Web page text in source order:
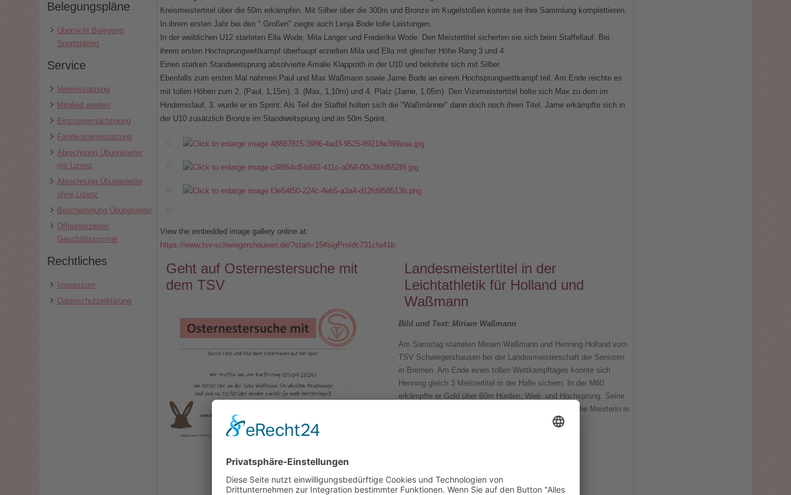
Belegungspläne
Übersicht Belegung
Sportstätten
Service
Vereinssatzung
Mitglied werden
Einzugsermächtigung
Fahrtkostenerstattung
Abrechnung Übungsleiter
mit Lizenz
Abrechnung Übungsleiter
ohne Lizenz
Bescheinigung Übungsleiter
Öffnungszeiten
Geschäftszimmer
Rechtliches
Impressum
Datenschutzerklärung
Kreismeistertitel über die 50m erkämpfen. Mit Silber über die 300m und Bronze im Kugelstoßen konnte sie ihre Sammlung komplettieren.
In ihrem ersten Jahr bei den " Großen" zeigte auch Lenja Bode tolle Leistungen.
In der weiblichen U12 starteten Ella Wode, Mila Langer und Frederike Wode. Den Meistertitel sicherten sie sich beim Staffellauf. Bei
ihrem ersten Hochsprungwettkampf überhaupt erzielten Mila und Ella mit gleicher Höhe Rang 3 und 4.
Einen starken Standweitsprung absolvierte Amalie Klapproth in der U10 und belohnte sich mit Silber.
Ebenfalls zum ersten Mal nahmen Paul und Max Waßmann sowie Jarne Bode an einem Hochsprungwettkampf teil. Am Ende reichte es
mit tollen Höhen zum 2. (Paul, 1,15m), 3. (Max, 1,10m) und 4. Platz (Jarne, 1,05m). Den Vizemeistertitel holte sich Max zu dem im
Hindernislauf, 3. wurde er im Sprint. Als Teil der Staffel holten sich die "Waßmänner" dann doch noch ihren Titel. Jarne erkämpfte sich in
der U10 zusätzlich Bronze im Standweitsprung und im 50m Sprint.
View the embedded image gallery online at:
https://www.tsv-schwiegershausen.de/?start=15#sigProIdc731cfa41b
Geht auf Osternestersuche mit
dem TSV
Landesmeistertitel in der
Leichtathletik für Holland und
Waßmann
Bild und Text: Miriam Waßmann
Am Samstag starteten Miriam Waßmann und Henning Holland vom
TSV Schwiegershausen bei der Landesmeisterschaft der Senioren
in Bremen. Am Ende eines tollen Wettkampftages konnte sich
Henning gleich 3 Meistertitel in der Halle sichern. In der M60
erkämpfte er Gold über 60m Hürden, Weit- und Hochsprung. Seine
Vereinskameradin Miriam wurde neue niedersächsische Meisterin in
der W45 über 60m Hürden und im Weitsprung.